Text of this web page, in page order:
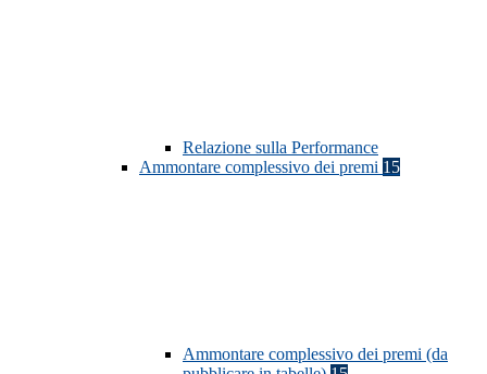
Relazione sulla Performance
Ammontare complessivo dei premi 15
Ammontare complessivo dei premi (da